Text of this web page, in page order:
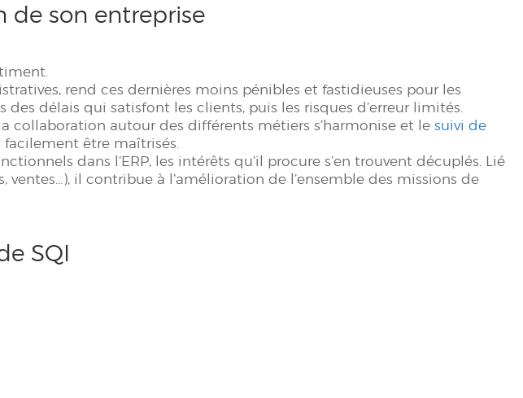
de son entreprise
rend ces dernières moins pénibles et fastidieuses pour les
délais qui satisfont les clients, puis les risques d’erreur limités.
collaboration autour des différents métiers s’harmonise et le suivi de
facilement être maîtrisés.
dans l’ERP, les intérêts qu’il procure s’en trouvent décuplés. Lié
il contribue à l’amélioration de l’ensemble des missions de
SQI